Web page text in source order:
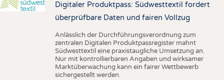
Digitaler Produktpass: Südwesttextil fordert
überprüfbare Daten und fairen Vollzug
Anlässlich der Durchführungsverordnung zum
zentralen Digitalen Produktpassregister mahnt
Südwesttextil eine praxistaugliche Umsetzung an.
Nur mit kontrollierbaren Angaben und wirksamer
Marktüberwachung kann ein fairer Wettbewerb
sichergestellt werden.